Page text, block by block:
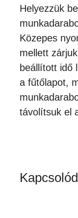
Helyezzük
Közepes
mellett
beállított idő
a fűtőlapot,
távolítsuk el